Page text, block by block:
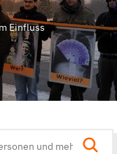
Einfluss